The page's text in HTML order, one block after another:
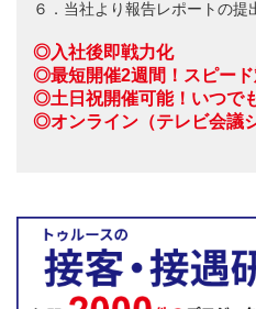
６．当社より報告レポートの提
◎入社後即戦力化
◎最短開催2週間！スピー
◎土日祝開催可能！いつで
◎オンライン（テレビ会議